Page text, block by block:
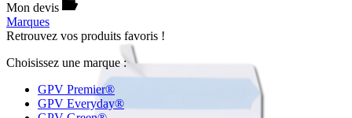
Mon devis
Marques
Retrouvez vos produits favoris !
Choisissez une marque :
GPV Premier®
GPV Everyday®